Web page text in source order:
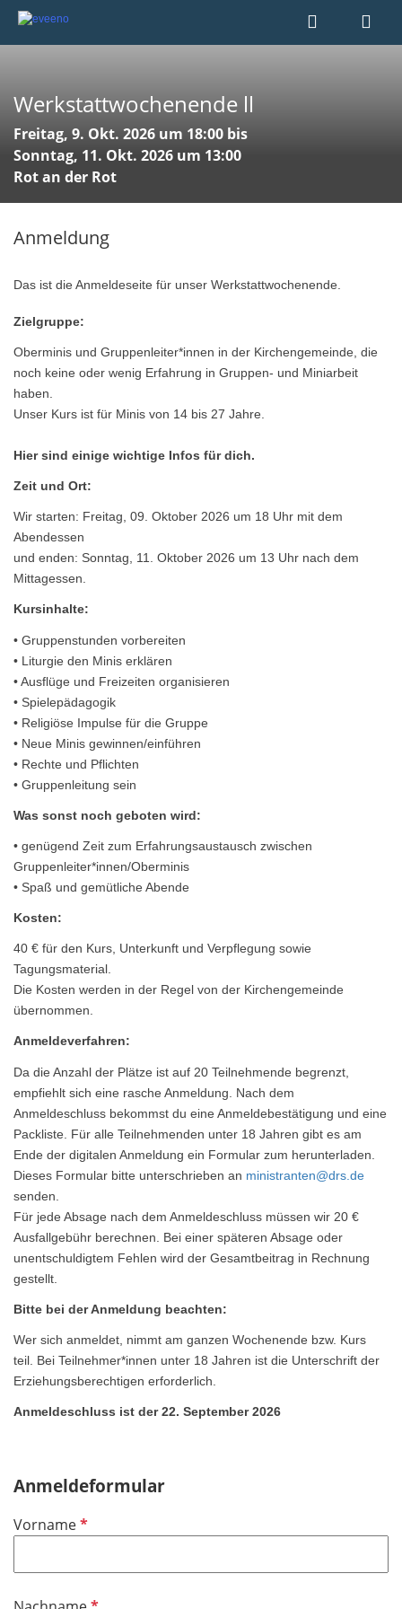
Werkstattwochenende ll
Freitag, 9. Okt. 2026 um 18:00 bis
Sonntag, 11. Okt. 2026 um 13:00
Rot an der Rot
Anmeldung
Das ist die Anmeldeseite für unser Werkstattwochenende.
Zielgruppe:
Oberminis und Gruppenleiter*innen in der Kirchengemeinde, die
noch keine oder wenig Erfahrung in Gruppen- und Miniarbeit
haben.
Unser Kurs ist für Minis von 14 bis 27 Jahre.
Hier sind einige wichtige Infos für dich.
Zeit und Ort:
Wir starten: Freitag, 09. Oktober 2026 um 18 Uhr mit dem
Abendessen
und enden: Sonntag, 11. Oktober 2026 um 13 Uhr nach dem
Mittagessen.
Kursinhalte:
• Gruppenstunden vorbereiten
• Liturgie den Minis erklären
• Ausflüge und Freizeiten organisieren
• Spielepädagogik
• Religiöse Impulse für die Gruppe
• Neue Minis gewinnen/einführen
• Rechte und Pflichten
• Gruppenleitung sein
Was sonst noch geboten wird:
• genügend Zeit zum Erfahrungsaustausch zwischen
Gruppenleiter*innen/Oberminis
• Spaß und gemütliche Abende
Kosten:
40 € für den Kurs, Unterkunft und Verpflegung sowie
Tagungsmaterial.
Die Kosten werden in der Regel von der Kirchengemeinde
übernommen.
Anmeldeverfahren:
Da die Anzahl der Plätze ist auf 20 Teilnehmende begrenzt,
empfiehlt sich eine rasche Anmeldung. Nach dem
Anmeldeschluss bekommst du eine Anmeldebestätigung und eine
Packliste. Für alle Teilnehmenden unter 18 Jahren gibt es am
Ende der digitalen Anmeldung ein Formular zum herunterladen.
Dieses Formular bitte unterschrieben an ministranten@drs.de
senden.
Für jede Absage nach dem Anmeldeschluss müssen wir 20 €
Ausfallgebühr berechnen. Bei einer späteren Absage oder
unentschuldigtem Fehlen wird der Gesamtbeitrag in Rechnung
gestellt.
Bitte bei der Anmeldung beachten:
Wer sich anmeldet, nimmt am ganzen Wochenende bzw. Kurs
teil. Bei Teilnehmer*innen unter 18 Jahren ist die Unterschrift der
Erziehungsberechtigen erforderlich.
Anmeldeschluss ist der 22. September 2026
Anmeldeformular
VornameP